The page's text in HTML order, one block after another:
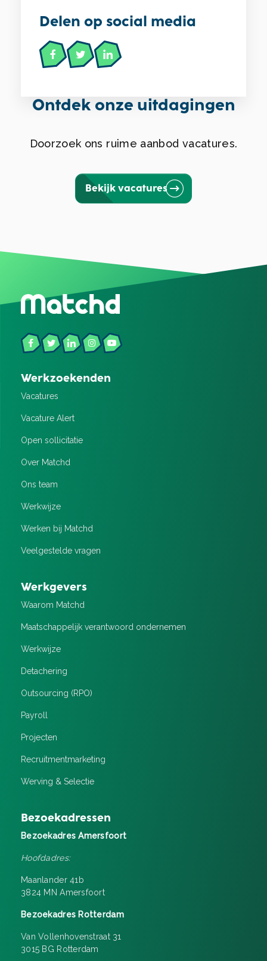
Delen op social media
Ontdek onze uitdagingen
Doorzoek ons ruime aanbod vacatures.
Bekijk vacatures
Werkzoekenden
Vacatures
Vacature Alert
Open sollicitatie
Over Matchd
Ons team
Werkwijze
Werken bij Matchd
Veelgestelde vragen
Werkgevers
Waarom Matchd
Maatschappelijk verantwoord ondernemen
Werkwijze
Detachering
Outsourcing (RPO)
Payroll
Projecten
Recruitment­marketing
Werving & Selectie
Bezoekadressen
Bezoekadres Amersfoort
Hoofdadres:
Maanlander 41b
3824 MN Amersfoort
Bezoekadres Rotterdam
Van Vollenhovenstraat 31
3015 BG Rotterdam